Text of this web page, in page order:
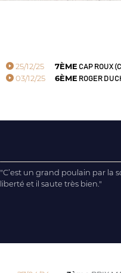
25/12/25 7ÈME CAP ROUX
03/12/25 6ÈME ROGER
"C’est un grand poulain par la
liberté et il saute très bien."